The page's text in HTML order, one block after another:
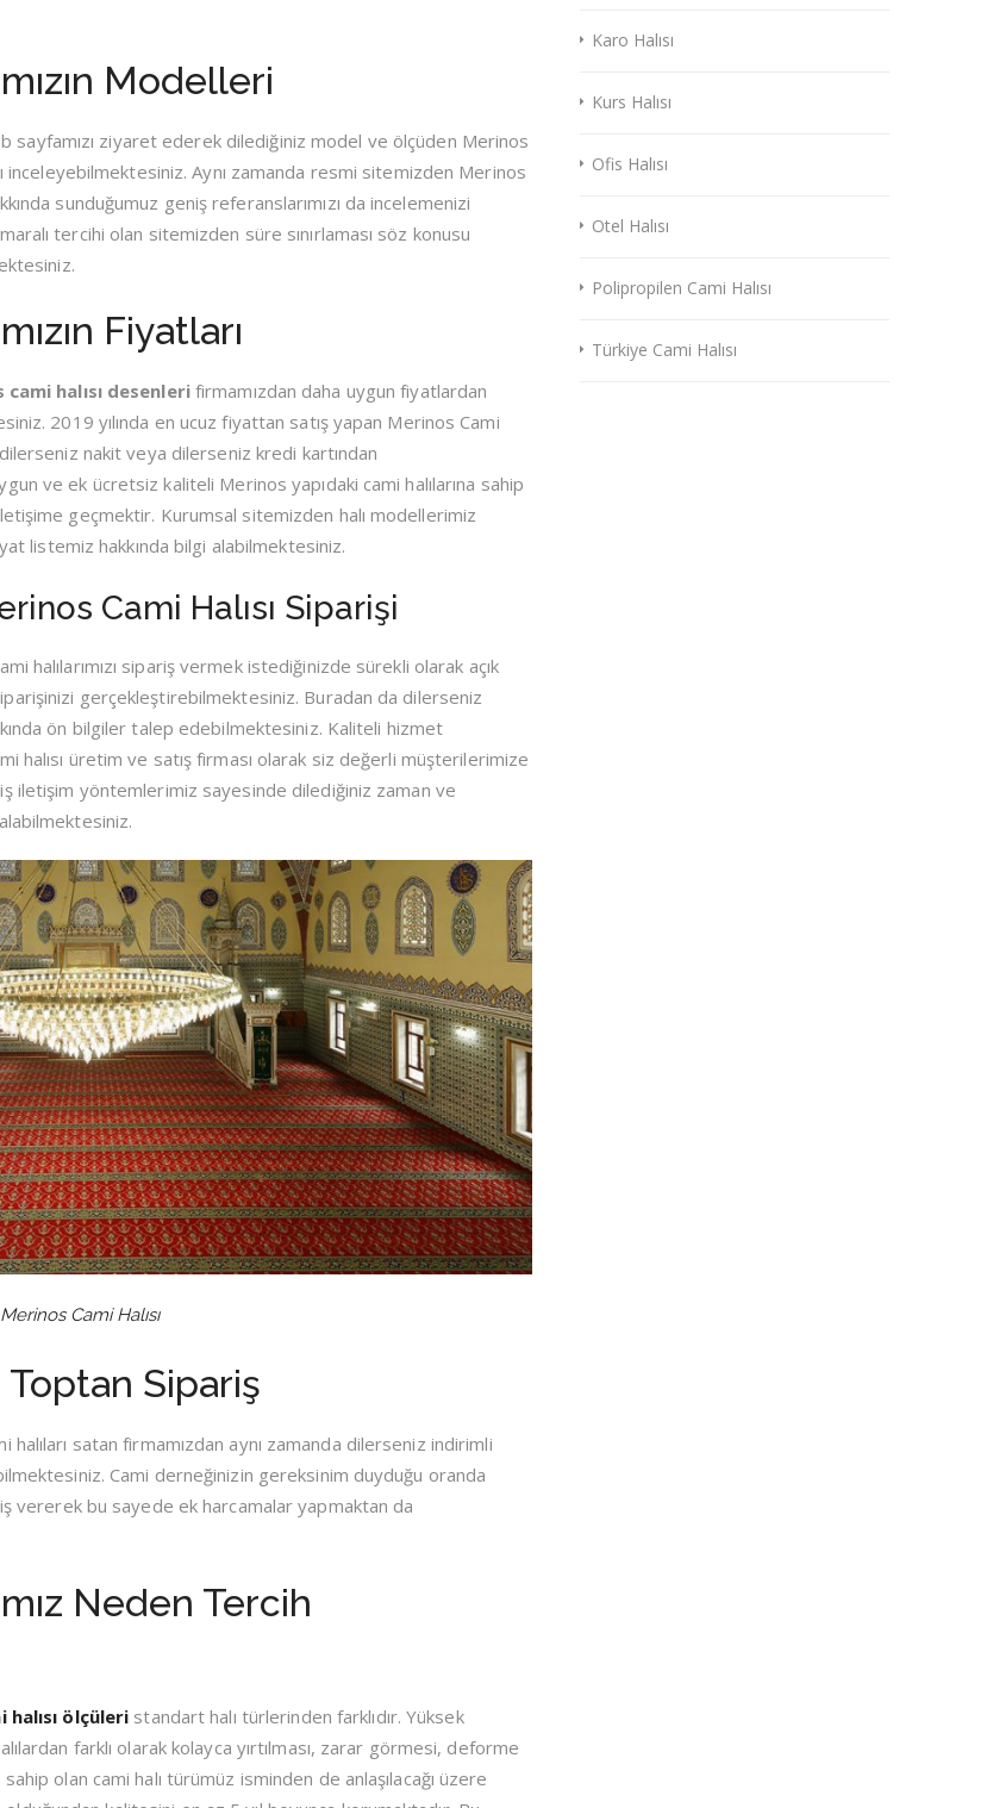
Modelleri
sayfamızı ziyaret ederek dilediğiniz model ve ölçüden Merinos
inceleyebilmektesiniz. Aynı zamanda resmi sitemizden Merinos
sunduğumuz geniş referanslarımızı da incelemenizi
tercihi olan sitemizden süre sınırlaması söz konusu
Fiyatları
cami halısı desenlerifirmamızdan daha uygun fiyatlardan
2019 yılında en ucuz fiyattan satış yapan Merinos Cami
nakit veya dilerseniz kredi kartından
ve ek ücretsiz kaliteli Merinos yapıdaki cami halılarına sahip
geçmektir. Kurumsal sitemizden halı modellerimiz
listemiz hakkında bilgi alabilmektesiniz.
Cami Halısı Siparişi
halılarımızı sipariş vermek istediğinizde sürekli olarak açık
gerçekleştirebilmektesiniz. Buradan da dilerseniz
ön bilgiler talep edebilmektesiniz. Kaliteli hizmet
halısı üretim ve satış firması olarak siz değerli müşterilerimize
iletişim yöntemlerimiz sayesinde dilediğiniz zaman ve
Merinos Cami Halısı
Toptan Sipariş
satan firmamızdan aynı zamanda dilerseniz indirimli
Cami derneğinizin gereksinim duyduğu oranda
vererek bu sayede ek harcamalar yapmaktan da
Neden Tercih
ölçüleri standart halı türlerinden farklıdır. Yüksek
farklı olarak kolayca yırtılması, zarar görmesi, deforme
olan cami halı türümüz isminden de anlaşılacağı üzere
Karo Halısı
Kurs Halısı
Ofis Halısı
Otel Halısı
Polipropilen Cami Halısı
Türkiye Cami Halısı